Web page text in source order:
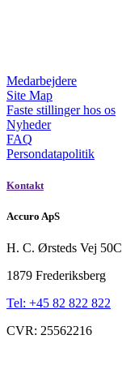
Medarbejdere
Site Map
Faste stillinger hos os
Nyheder
FAQ
Persondatapolitik
Kontakt
Accuro ApS
H. C. Ørsteds Vej 50C
1879 Frederiksberg
Tel: +45 82 822 822
CVR: 25562216